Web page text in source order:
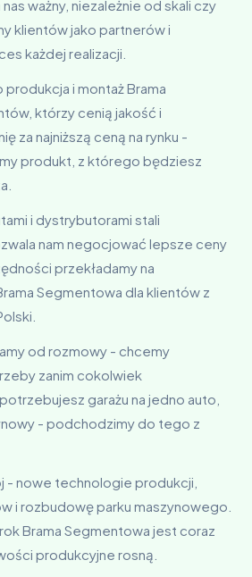
ważny, niezależnie od skali czy
klientów jako partnerów i
każdej realizacji.
i montaż Brama
którzy cenią jakość i
za najniższą ceną na rynku -
produkt, z którego będziesz
i dystrybutorami stali
nam negocjować lepsze ceny
przekładamy na
Segmentowa dla klientów z
od rozmowy - chcemy
zanim cokolwiek
garażu na jedno auto,
- podchodzimy do tego z
- nowe technologie produkcji,
i rozbudowę parku maszynowego.
Brama Segmentowa jest coraz
produkcyjne rosną.